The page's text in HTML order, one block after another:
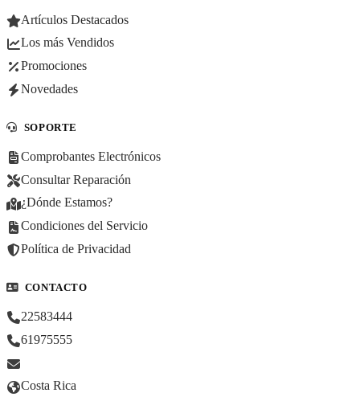
Artículos Destacados
Los más Vendidos
Promociones
Novedades
SOPORTE
Comprobantes Electrónicos
Consultar Reparación
¿Dónde Estamos?
Condiciones del Servicio
Política de Privacidad
CONTACTO
22583444
61975555
Costa Rica